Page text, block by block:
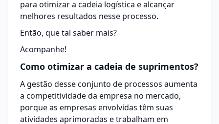
para otimizar a cadeia logística e alcançar
melhores resultados nesse processo.
Então, que tal saber mais?
Acompanhe!
Como otimizar a cadeia de suprimentos?
A gestão desse conjunto de processos aumenta
a competitividade da empresa no mercado,
porque as empresas envolvidas têm suas
atividades aprimoradas e trabalham em